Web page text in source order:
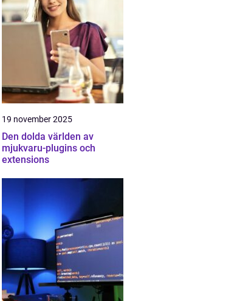
19 november 2025
Den dolda världen av
mjukvaru-plugins och
extensions